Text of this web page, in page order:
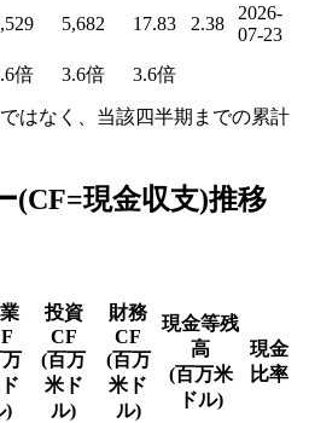
5,682 17.83 2.38
2026-
07-23
倍 3.6倍 3.6倍
はなく、当該四半期までの累計
(CF=現金収支)推移
)
投資
CF
(百万
米ド
ル)
財務
CF
(百万
米ド
ル)
現金等残
高
(百万米
ドル)
現金
比率